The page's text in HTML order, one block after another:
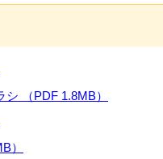
（PDF 1.8MB）
）